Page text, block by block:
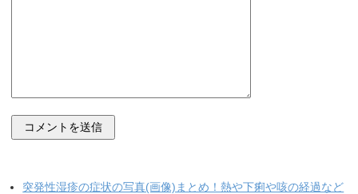
突発性湿疹の症状の写真(画像)まとめ！熱や下痢や咳の経過など